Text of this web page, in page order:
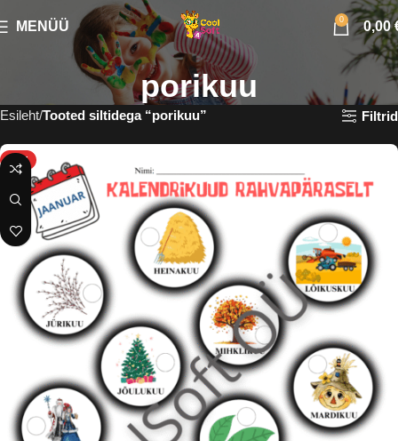
MENÜÜ 0 0,00
porikuu
Esileht Tooted siltidega “porikuu” Filtrid
HOT